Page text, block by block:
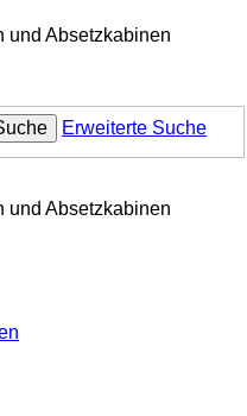
und Absetzkabinen
Erweiterte Suche
und Absetzkabinen